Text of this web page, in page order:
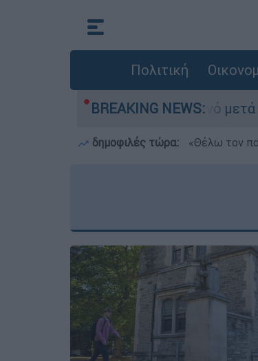
Πολιτική
BREAKING NEWS:
Πόρτο Γερμανό μετά τη φωτιά -
δημοφιλές τώρα: «Θέλω τον